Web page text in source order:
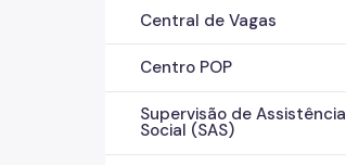
Central de Vagas
Centro POP
Supervisão de Assistência
Social (SAS)